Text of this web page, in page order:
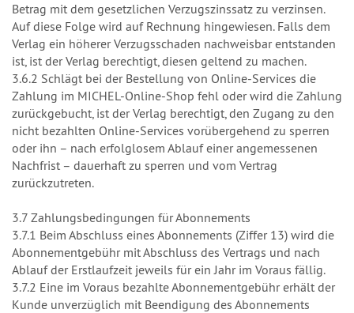
Betrag mit dem gesetzlichen Verzugszinssatz zu verzinsen.
Auf diese Folge wird auf Rechnung hingewiesen. Falls dem
Verlag ein höherer Verzugsschaden nachweisbar entstanden
ist, ist der Verlag berechtigt, diesen geltend zu machen.
3.6.2 Schlägt bei der Bestellung von Online-Services die
Zahlung im MICHEL-Online-Shop fehl oder wird die Zahlung
zurückgebucht, ist der Verlag berechtigt, den Zugang zu den
nicht bezahlten Online-Services vorübergehend zu sperren
oder ihn – nach erfolglosem Ablauf einer angemessenen
Nachfrist – dauerhaft zu sperren und vom Vertrag
zurückzutreten.
3.7 Zahlungsbedingungen für Abonnements
3.7.1 Beim Abschluss eines Abonnements (Ziffer 13) wird die
Abonnementgebühr mit Abschluss des Vertrags und nach
Ablauf der Erstlaufzeit jeweils für ein Jahr im Voraus fällig.
3.7.2 Eine im Voraus bezahlte Abonnementgebühr erhält der
Kunde unverzüglich mit Beendigung des Abonnements